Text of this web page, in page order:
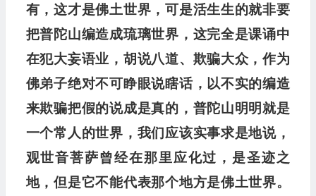
有，这才是佛土世界，可是活生生的就非要
把普陀山编造成琉璃世界，这完全是课诵中
在犯大妄语业，胡说八道、欺骗大众，作为
佛弟子绝对不可睁眼说瞎话，以不实的编造
来欺骗把假的说成是真的，普陀山明明就是
一个常人的世界，我们应该实事求是地说，
观世音菩萨曾经在那里应化过，是圣迹之
地，但是它不能代表那个地方是佛土世界。